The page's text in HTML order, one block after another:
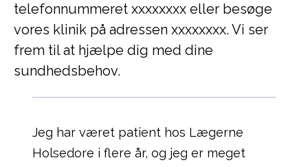
telefonnummeret xxxxxxxx eller besøge
vores klinik på adressen xxxxxxxx. Vi ser
frem til at hjælpe dig med dine
sundhedsbehov.
Jeg har været patient hos Lægerne
Holsedore i flere år, og jeg er meget